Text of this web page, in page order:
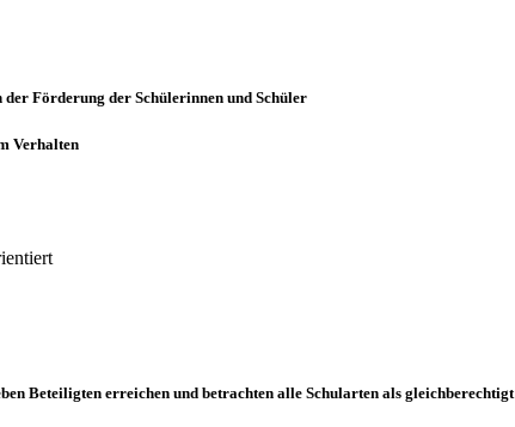
Förderung der Schülerinnen und Schüler
Verhalten
Beteiligten erreichen und betrachten alle Schularten als gleichberechtigt